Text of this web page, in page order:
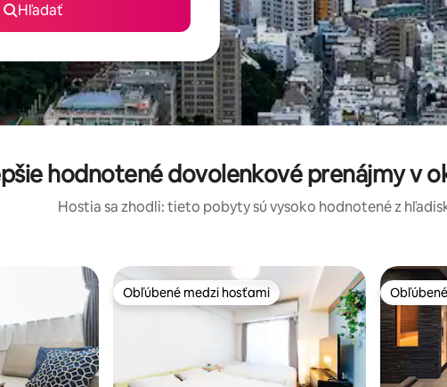
Hľadať
hodnotené dovolenkové prenájmy v
Hostia sa zhodli: tieto pobyty sú vysoko hodnotené z
Obľúbené medzi hosťami
Obľúbené medzi hosťami